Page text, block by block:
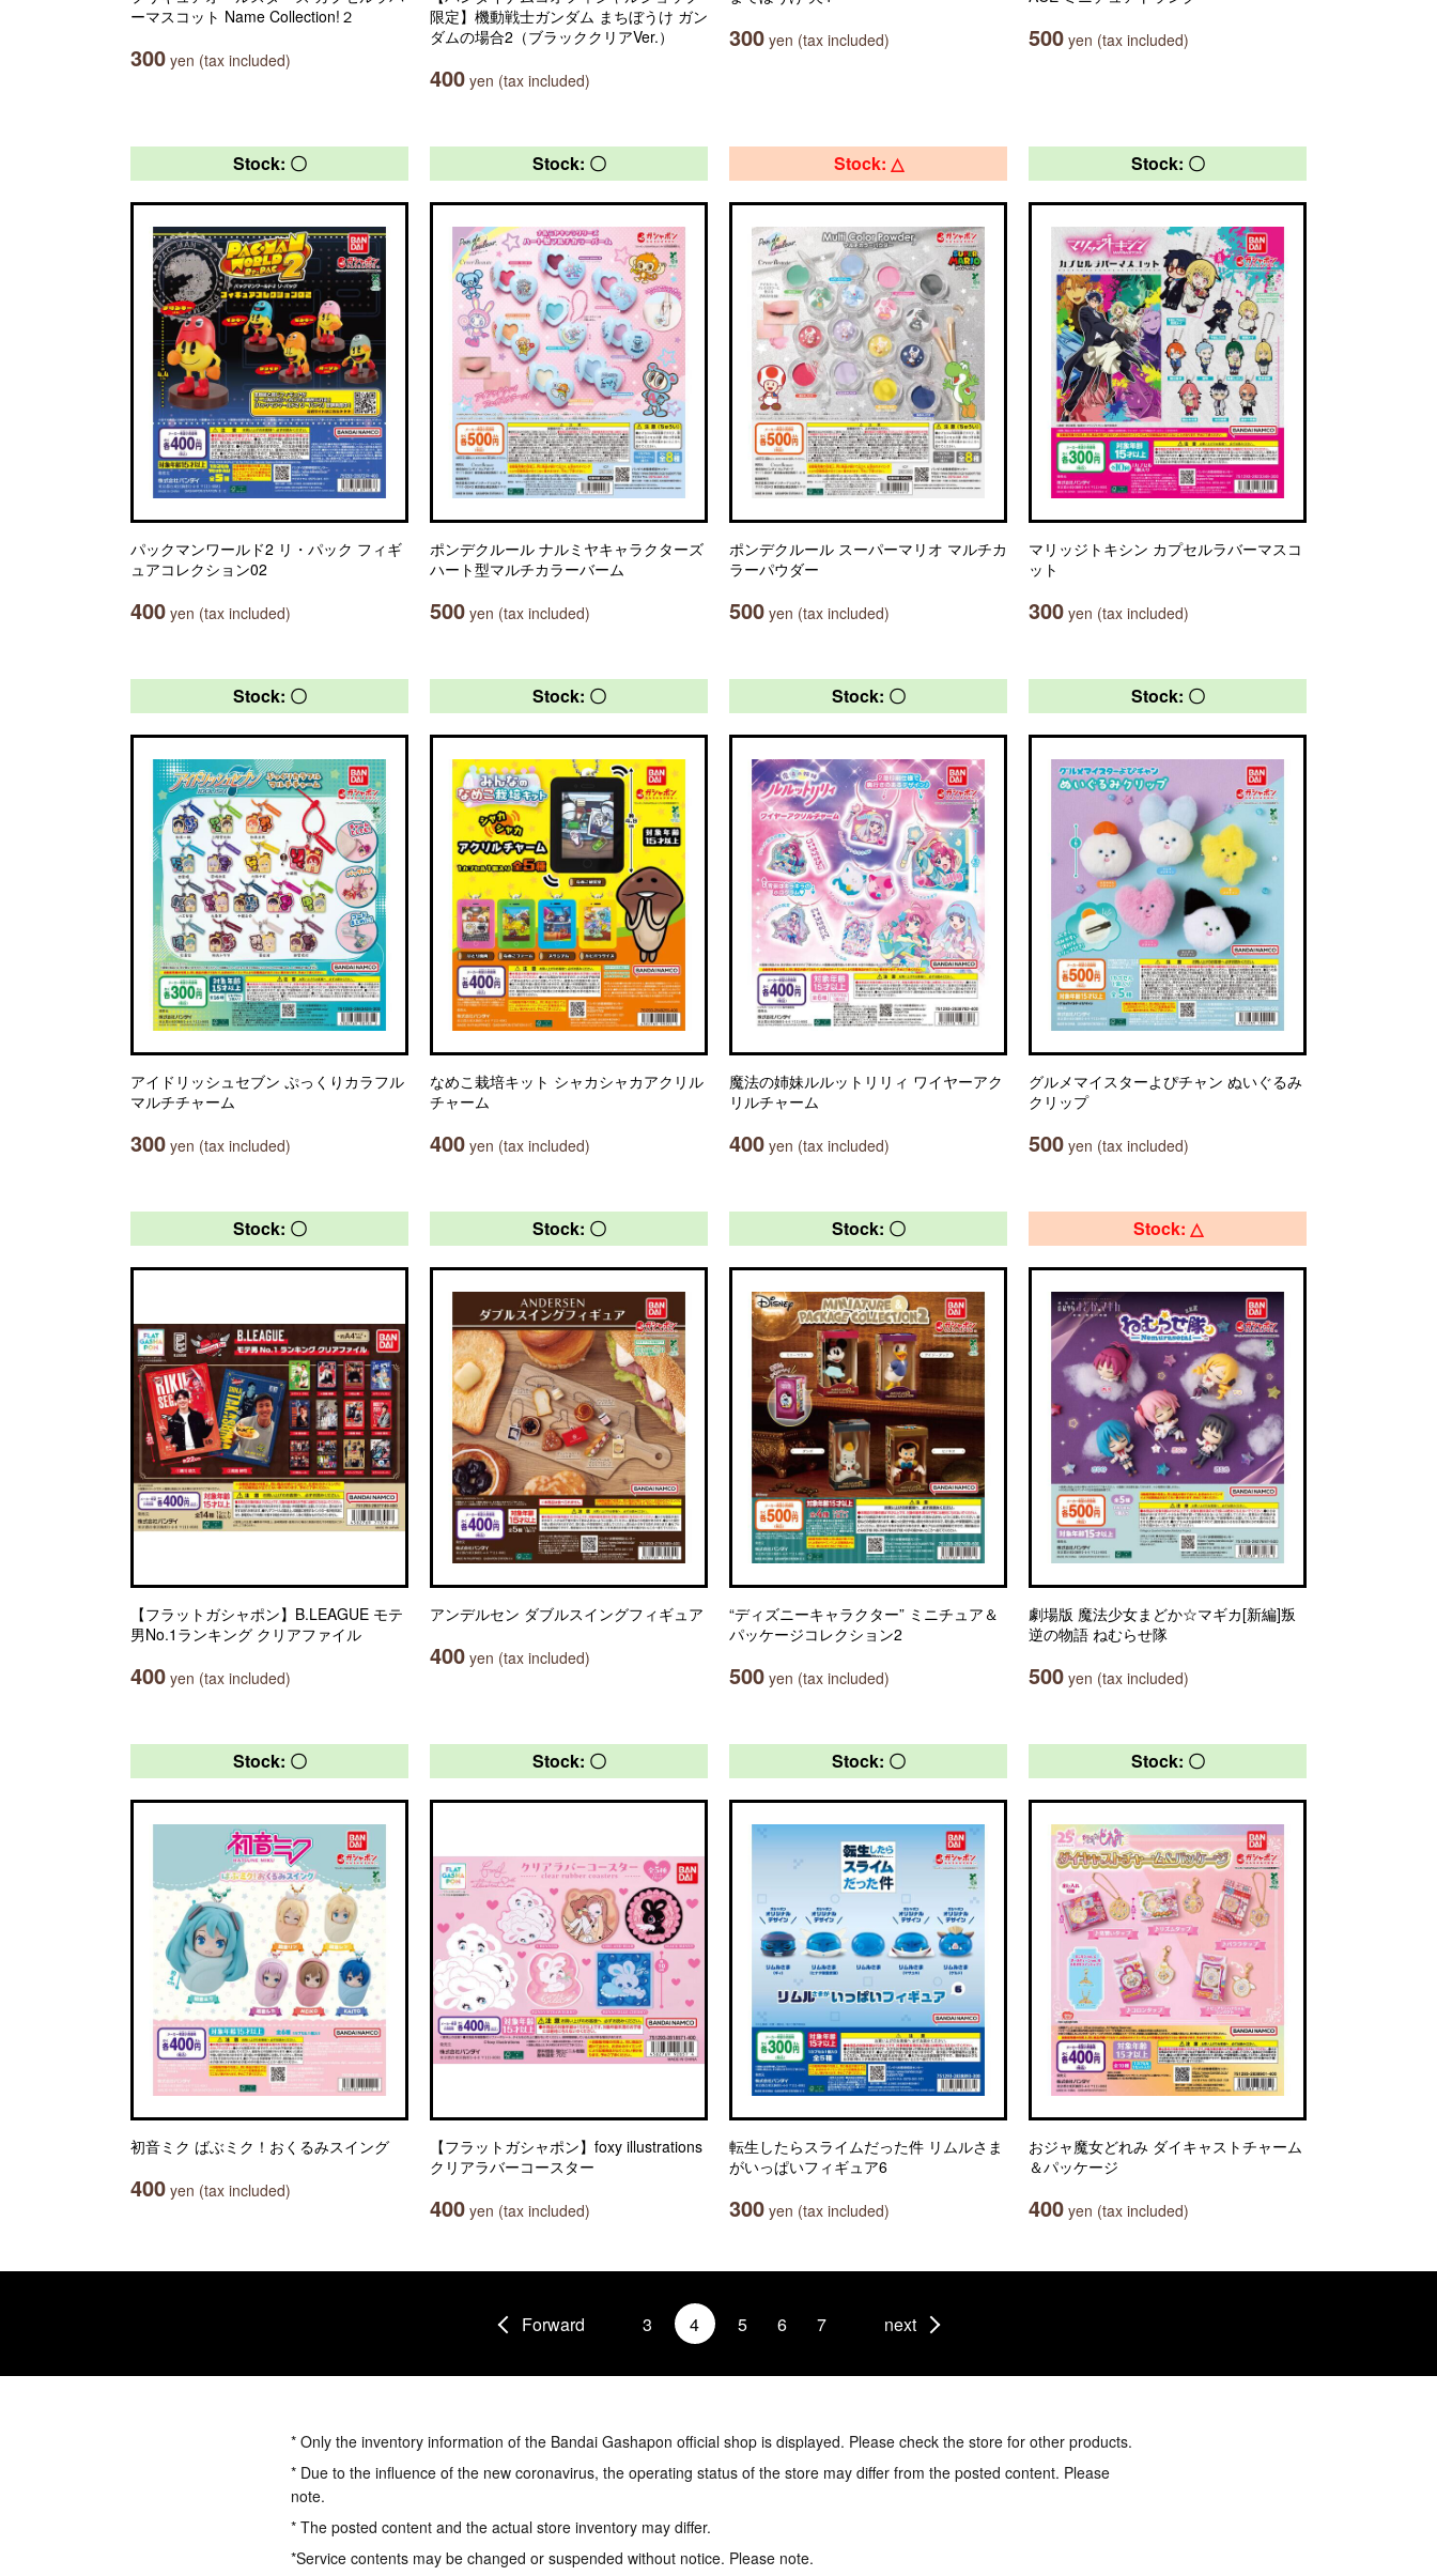
ーマスコット Name Collection!２
300 yen (tax included)
限定】機動戦士ガンダム まちぼうけ ガン
ダムの場合2（ブラッククリアVer.）
400 yen (tax included)
300 yen (tax included) 500 yen (tax included)
Stock: 〇
パックマンワールド2 リ・パック フィギ
ュアコレクション02
400 yen (tax included)
Stock: 〇
ポンデクルール ナルミヤキャラクターズ
ハート型マルチカラーバーム
500 yen (tax included)
Stock: △
ポンデクルール スーパーマリオ マルチカ
ラーパウダー
500 yen (tax included)
Stock: 〇
マリッジトキシン カプセルラバーマスコ
ット
300 yen (tax included)
Stock: 〇
アイドリッシュセブン ぷっくりカラフル
マルチチャーム
300 yen (tax included)
Stock: 〇
なめこ栽培キット シャカシャカアクリル
チャーム
400 yen (tax included)
Stock: 〇
魔法の姉妹ルルットリリィ ワイヤーアク
リルチャーム
400 yen (tax included)
Stock: 〇
グルメマイスターよぴチャン ぬいぐるみ
クリップ
500 yen (tax included)
Stock: 〇
【フラットガシャポン】B.LEAGUE モテ
男No.1ランキング クリアファイル
400 yen (tax included)
Stock: 〇
アンデルセン ダブルスイングフィギュア
400 yen (tax included)
Stock: 〇
“ディズニーキャラクター” ミニチュア＆
パッケージコレクション2
500 yen (tax included)
Stock: △
劇場版 魔法少女まどか☆マギカ[新編]叛
逆の物語 ねむらせ隊
500 yen (tax included)
Stock: 〇
初音ミク ばぶミク！おくるみスイング
400 yen (tax included)
Stock: 〇
【フラットガシャポン】foxy illustrations
クリアラバーコースター
400 yen (tax included)
Stock: 〇
転生したらスライムだった件 リムルさま
がいっぱいフィギュア6
300 yen (tax included)
Stock: 〇
おジャ魔女どれみ ダイキャストチャーム
＆パッケージ
400 yen (tax included)
Forward 3 4 5 6 7 next
* Only the inventory information of the Bandai Gashapon official shop is displayed. Please check the store for other products.
* Due to the influence of the new coronavirus, the operating status of the store may differ from the posted content. Please
note.
* The posted content and the actual store inventory may differ.
*Service contents may be changed or suspended without notice. Please note.